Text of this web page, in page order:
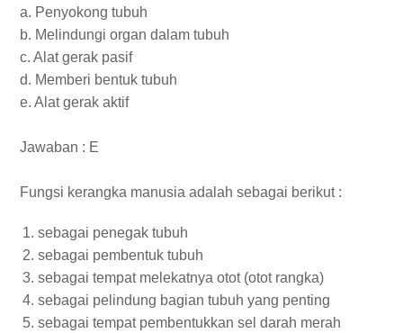
a. Penyokong tubuh
b. Melindungi organ dalam tubuh
c. Alat gerak pasif
d. Memberi bentuk tubuh
e. Alat gerak aktif
Jawaban : E
Fungsi kerangka manusia adalah sebagai berikut :
sebagai penegak tubuh
sebagai pembentuk tubuh
sebagai tempat melekatnya otot (otot rangka)
sebagai pelindung bagian tubuh yang penting
sebagai tempat pembentukkan sel darah merah